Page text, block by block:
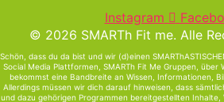
Instagram
© 2026 SMARTh Fit me. Alle
Schön, dass du da bist und wir (d)einen
Social Media Plattformen, SMARTh Fit Me Gruppen, über
bekommst eine Bandbreite an Wissen, Informationen,
Allerdings müssen wir dich darauf hinweisen, dass
und dazu gehörigen Programmen bereitgestellten Inhalte,